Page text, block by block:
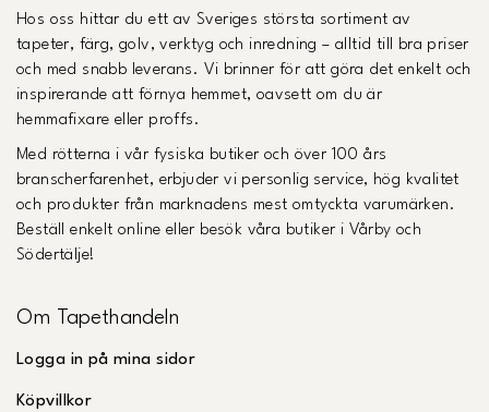
Hos oss hittar du ett av Sveriges största sortiment av
tapeter, färg, golv, verktyg och inredning – alltid till bra priser
och med snabb leverans. Vi brinner för att göra det enkelt och
inspirerande att förnya hemmet, oavsett om du är
hemmafixare eller proffs.
Med rötterna i vår fysiska butiker och över 100 års
branscherfarenhet, erbjuder vi personlig service, hög kvalitet
och produkter från marknadens mest omtyckta varumärken.
Beställ enkelt online eller besök våra butiker i Vårby och
Södertälje!
Om Tapethandeln
Logga in på mina sidor
Köpvillkor